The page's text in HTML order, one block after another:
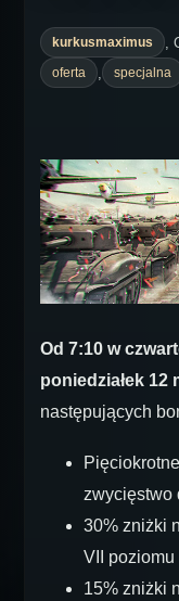
kurkusmaximus
oferta
specjalna
Od 7:10 w
poniedziałek 12
następujących
zwycięstwo
30% zniżki
VII poziomu
15% zniżki